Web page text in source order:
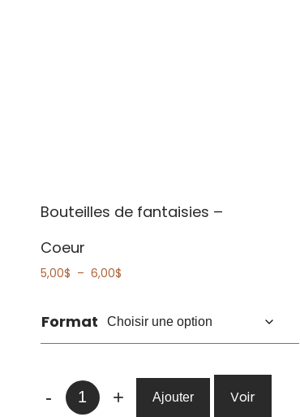
Bouteilles de fantaisies –
Coeur
5,00$ – 6,00$
5,00$
Format
-
quantité
de
+ Ajouter Voir